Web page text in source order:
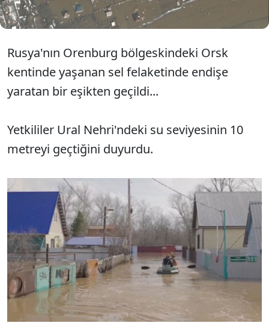
Rusya'nın Orenburg bölgeskindeki Orsk
kentinde yaşanan sel felaketinde endişe
yaratan bir eşikten geçildi...
Yetkililer Ural Nehri'ndeki su seviyesinin 10
metreyi geçtiğini duyurdu.